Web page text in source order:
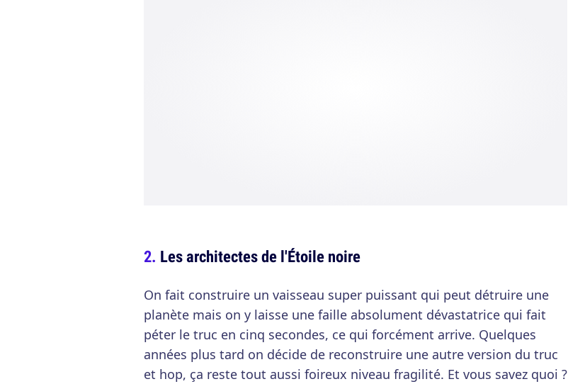
Les architectes de l'Étoile noire
On fait construire un vaisseau super puissant qui peut détruire une
planète mais on y laisse une faille absolument dévastatrice qui fait
péter le truc en cinq secondes, ce qui forcément arrive. Quelques
années plus tard on décide de reconstruire une autre version du truc
et hop, ça reste tout aussi foireux niveau fragilité. Et vous savez quoi ?